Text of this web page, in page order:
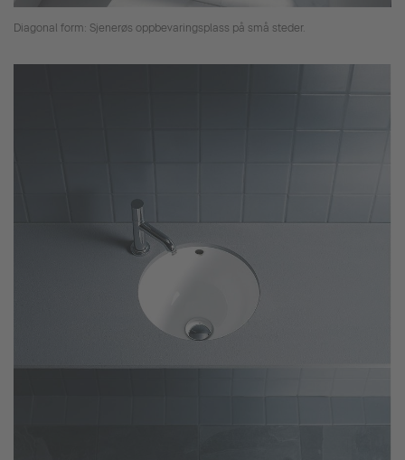
Diagonal form: Sjenerøs oppbevaringsplass på små steder.